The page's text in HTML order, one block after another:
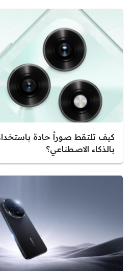
كيف تلتقط صوراً حادة
بالذكاء الاصطناعي؟